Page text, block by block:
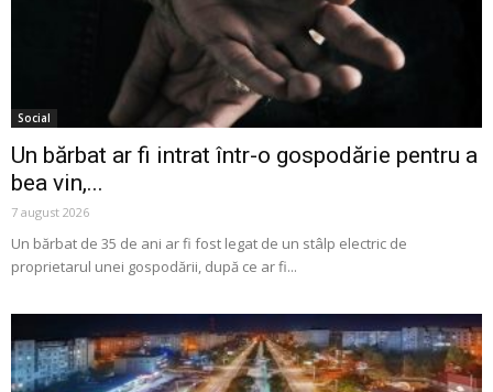
Social
Un bărbat ar fi intrat într-o gospodărie pentru a
bea vin,...
7 august 2026
Un bărbat de 35 de ani ar fi fost legat de un stâlp electric de
proprietarul unei gospodării, după ce ar fi...